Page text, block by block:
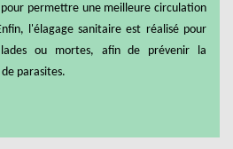
permettre une meilleure circulation
l'élagage sanitaire est réalisé pour
ou mortes, afin de prévenir la
parasites.